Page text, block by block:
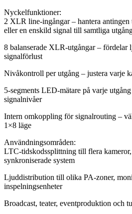
Nyckelfunktioner:
2 XLR line-ingångar – hantera
eller en enskild signal till samtliga
8 balanserade XLR-utgångar – fördelar
signalförlust
Nivåkontroll per utgång – justera varje
5-segments LED-mätare på varje
signalnivåer
Intern omkoppling för signalrouting –
1×8 läge
Användningsområden:
LTC-tidskodssplittning till flera
synkroniserade system
Ljuddistribution till olika PA-zoner,
inspelningsenheter
Broadcast, teater, eventproduktion och